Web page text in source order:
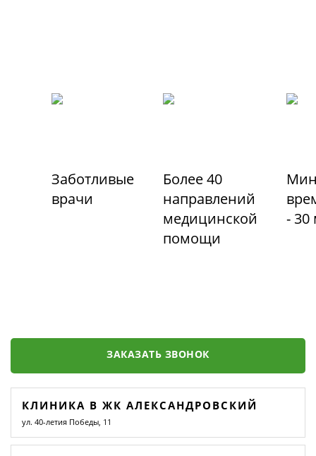
Заботливые
врачи
Более 40
направлений
медицинской
помощи
- 30
ЗАКАЗАТЬ ЗВОНОК
КЛИНИКА В ЖК АЛЕКСАНДРОВСКИЙ
ул. 40-летия Победы, 11